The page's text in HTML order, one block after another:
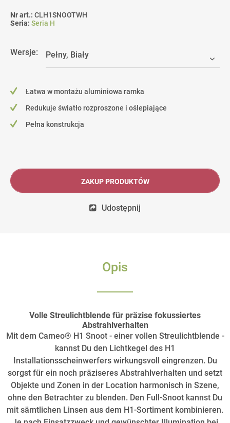
Nr art.: CLH1SNOOTWH
Seria: Seria H
Wersje:
Łatwa w montażu aluminiowa ramka
Redukuje światło rozproszone i oślepiające
Pełna konstrukcja
ZAKUP PRODUKTÓW
Udostępnij
Opis
Volle Streulichtblende für präzise fokussiertes
Abstrahlverhalten
Mit dem Cameo® H1 Snoot - einer vollen Streulichtblende -
kannst Du den Lichtkegel des H1
Installationsscheinwerfers wirkungsvoll eingrenzen. Du
sorgst für ein noch präziseres Abstrahlverhalten und setzt
Objekte und Zonen in der Location harmonisch in Szene,
ohne den Betrachter zu blenden. Den Full-Snoot kannst Du
mit sämtlichen Linsen aus dem H1-Sortiment kombinieren.